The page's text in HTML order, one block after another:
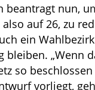
beantragt nun,
auf 26, zu
ein
bleiben. „Wenn
so
vorliegt,